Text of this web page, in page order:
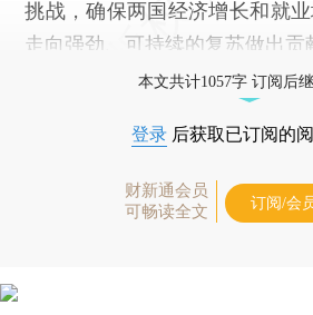
挑战，确保两国经济增长和就
走向强劲、可持续的复苏做出贡
本文共计1057字 订阅后
登录 后获取已订阅的
财新通会员
可畅读全文
订阅/会